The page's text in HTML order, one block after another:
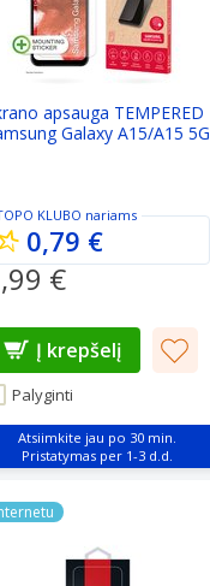
apsauga TEMPERED
Galaxy A15/A15 5G
KLUBO nariams
0,79 €
€
Palyginti
Į krepšelį
Atsiimkite jau po 30 min.